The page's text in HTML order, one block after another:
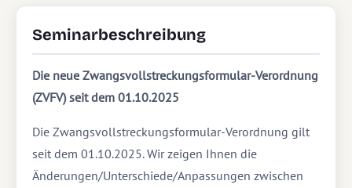
Seminarbeschreibung
Die neue Zwangsvollstreckungsformular-Verordnung
(ZVFV) seit dem 01.10.2025
Die Zwangsvollstreckungsformular-Verordnung gilt
seit dem 01.10.2025. Wir zeigen Ihnen die
Änderungen/Unterschiede/Anpassungen zwischen